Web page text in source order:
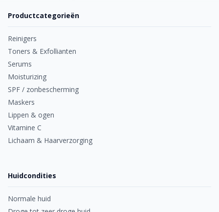
Productcategorieën
Reinigers
Toners & Exfollianten
Serums
Moisturizing
SPF / zonbescherming
Maskers
Lippen & ogen
Vitamine C
Lichaam & Haarverzorging
Huidcondities
Normale huid